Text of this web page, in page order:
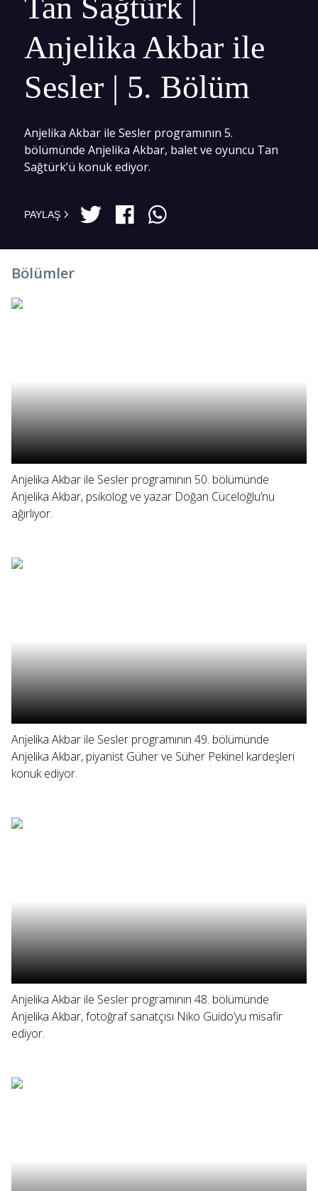
Tan Sağtürk |
Anjelika Akbar ile
Sesler | 5. Bölüm
Anjelika Akbar ile Sesler programının 5.
bölümünde Anjelika Akbar, balet ve oyuncu Tan
Sağtürk’ü konuk ediyor.
PAYLAŞ
Bölümler
Anjelika Akbar ile Sesler programının 50. bölümünde
Anjelika Akbar, psikolog ve yazar Doğan Cüceloğlu’nu
ağırlıyor.
Anjelika Akbar ile Sesler programının 49. bölümünde
Anjelika Akbar, piyanist Güher ve Süher Pekinel kardeşleri
konuk ediyor.
Anjelika Akbar ile Sesler programının 48. bölümünde
Anjelika Akbar, fotoğraf sanatçısı Niko Guido’yu misafir
ediyor.